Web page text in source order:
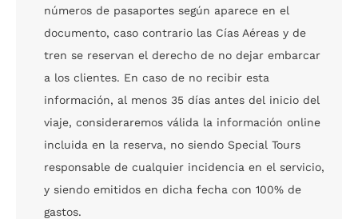
números de pasaportes según aparece en el
documento, caso contrario las Cías Aéreas y de
tren se reservan el derecho de no dejar embarcar
a los clientes. En caso de no recibir esta
información, al menos 35 días antes del inicio del
viaje, consideraremos válida la información online
incluida en la reserva, no siendo Special Tours
responsable de cualquier incidencia en el servicio,
y siendo emitidos en dicha fecha con 100% de
gastos.